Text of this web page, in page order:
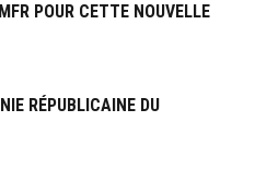
POUR CETTE NOUVELLE
RÉPUBLICAINE DU